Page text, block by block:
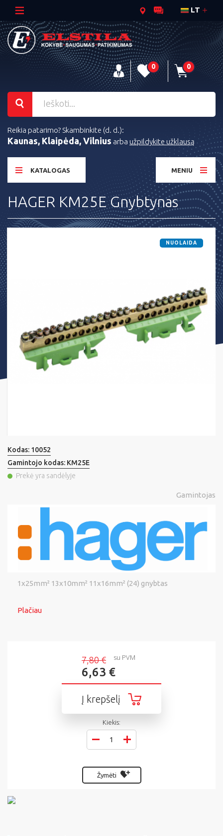
LT
0 0
Reikia patarimo? Skambinkite (d. d.):
Kaunas, Klaipėda, Vilnius arba užpildykite užklausą
KATALOGAS MENIU
HAGER KM25E Gnybtynas
NUOLAIDA
Kodas: 10052
Gamintojo kodas: KM25E
Prekė yra sandėlyje
Gamintojas
1x25mm² 13x10mm² 11x16mm² (24) gnybtas
Plačiau
7,80 €
6,63 €
su PVM
Į krepšelį
Kiekis:
Žymėti